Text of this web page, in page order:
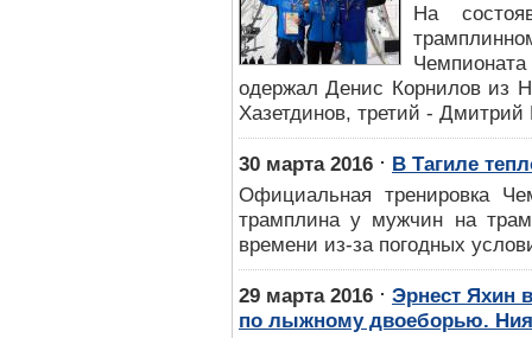
На
одержал Денис Корнилов из
Хазетдинов, третий -
30 марта 2016 ⋅ В Тагиле
Официальная тренировка
трамплина у мужчин на
времени из-за погодных
29 марта 2016 ⋅ Эрнест Яхин
по лыжному двоеборью.